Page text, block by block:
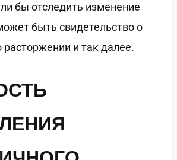
бы отследить изменение
быть свидетельство о
расторжении и так далее.